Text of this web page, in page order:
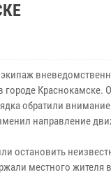
городе
обратили
направление
остановить
местного жителя